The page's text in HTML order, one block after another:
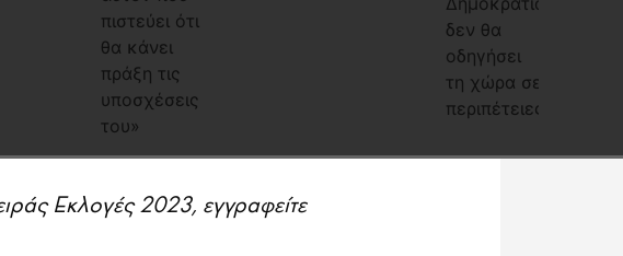
Εκλογές 2023, εγγραφείτε